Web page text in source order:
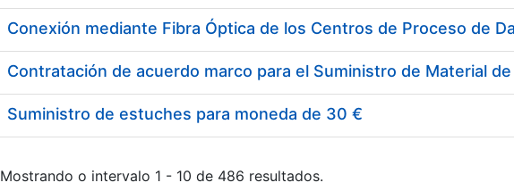
Suministro de estuches para moneda de 30 €
Mostrando o intervalo 1 - 10 de 486 resultados.